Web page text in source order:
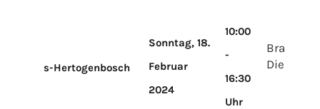
s-Hertogenbosch
Sonntag, 18.
Februar
2024
10:00
-
16:30
Uhr